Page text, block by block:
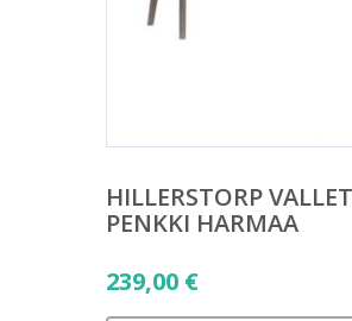
HILLERSTORP
PENKKI HARMAA
239,00 €